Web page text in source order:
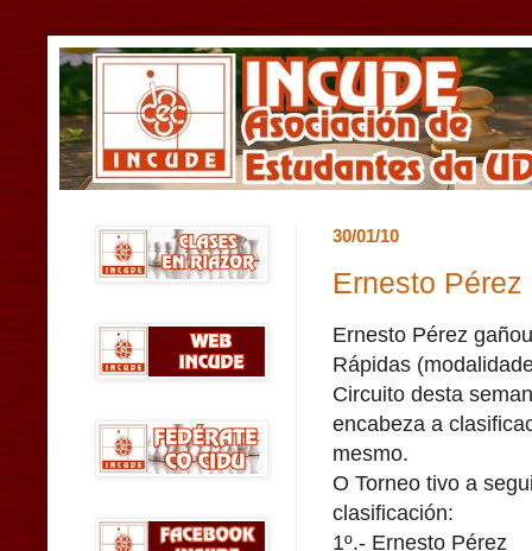
30/01/10
Ernesto
Ernesto Pérez
Rápidas
Circuito desta
encabeza a
mesmo.
O Torneo tivo a
clasificación:
1º.- Ernesto Pérez